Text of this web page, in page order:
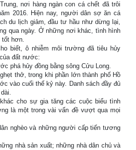
nơi hàng ngàn con cá chết đã trôi
2016. Hiện nay, người dân sợ ăn cá
du lịch giảm, đầu tư hầu như dừng lại,
qua ngày. Ở những nơi khác, tình hình
tốt hơn.
biết, ô nhiễm môi trường đã tiêu hủy
đất nước:
phá hủy đồng bằng sông Cửu Long.
thở, trong khi phần lớn thành phố Hồ
vào cuối thế kỷ này. Danh sách đầy đủ
cho sự gia tăng các cuộc biểu tình
là một trong vài vấn đề vượt qua mọi
nghèo và những người cấp tiến tương
nhà sản xuất; những nhà dân chủ và